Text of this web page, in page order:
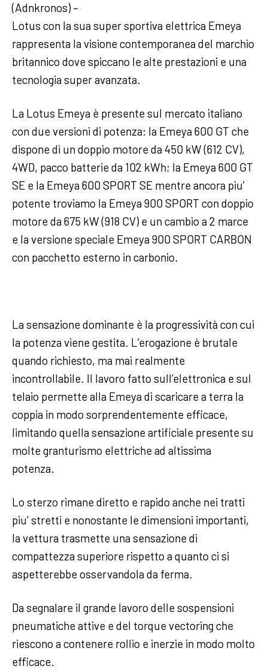
(Adnkronos) –
Lotus con la sua super sportiva elettrica Emeya
rappresenta la visione contemporanea del marchio
britannico dove spiccano le alte prestazioni e una
tecnologia super avanzata.
La Lotus Emeya è presente sul mercato italiano
con due versioni di potenza: la Emeya 600 GT che
dispone di un doppio motore da 450 kW (612 CV),
4WD, pacco batterie da 102 kWh; la Emeya 600 GT
SE e la Emeya 600 SPORT SE mentre ancora piu’
potente troviamo la Emeya 900 SPORT con doppio
motore da 675 kW (918 CV) e un cambio a 2 marce
e la versione speciale Emeya 900 SPORT CARBON
con pacchetto esterno in carbonio.
La sensazione dominante è la progressività con cui
la potenza viene gestita. L’erogazione è brutale
quando richiesto, ma mai realmente
incontrollabile. Il lavoro fatto sull’elettronica e sul
telaio permette alla Emeya di scaricare a terra la
coppia in modo sorprendentemente efficace,
limitando quella sensazione artificiale presente su
molte granturismo elettriche ad altissima
potenza.
Lo sterzo rimane diretto e rapido anche nei tratti
piu’ stretti e nonostante le dimensioni importanti,
la vettura trasmette una sensazione di
compattezza superiore rispetto a quanto ci si
aspetterebbe osservandola da ferma.
Da segnalare il grande lavoro delle sospensioni
pneumatiche attive e del torque vectoring che
riescono a contenere rollio e inerzie in modo molto
efficace.